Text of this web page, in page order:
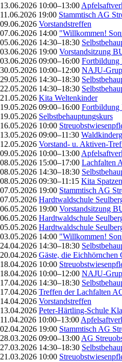
13.06.2026 10:00–13:00
11.06.2026 19:00 Stammtisch AG
09.06.2026 Vorstandstreffen
07.06.2026 14:00 "Willkommen!
05.06.2026 14:30–18:30
03.06.2026 19:00 Vorstandsitzung
03.06.2026 09:00–16:00 Fortbildung
30.05.2026 10:00–12:00 NAJU-
29.05.2026 14:30–18:30
22.05.2026 14:30–18:30
21.05.2026 Kita Weltenkinder
19.05.2026 09:00–16:00 Fortbildung
19.05.2026 Selbstbehauptungskurs
16.05.2026 10:00
13.05.2026 09:00–11:30
12.05.2026 Vorstand- u. Aktiven-
09.05.2026 10:00–13:00
08.05.2026 15:00–17:00 Lachfalten
08.05.2026 14:30–18:30
08.05.2026 09:30–11:15 Kita
07.05.2026 19:00 Stammtisch AG
07.05.2026 Hardtwaldschule
06.05.2026 19:00 Vorstandsitzung
06.05.2026 Hardtwaldschule
05.05.2026 Hardtwaldschule
03.05.2026 14:00 "Willkommen!
24.04.2026 14:30–18:30
20.04.2026 Gäste, die Eichhörnchen
18.04.2026 10:00
18.04.2026 10:00–12:00 NAJU-
17.04.2026 14:30–18:30
17.04.2026 Treffen der Lachfalten
14.04.2026 Vorstandstreffen
13.04.2026 Peter-Härtling-Schule
11.04.2026 10:00–13:00
02.04.2026 19:00 Stammtisch AG
28.03.2026 09:00–13:00 AG
27.03.2026 14:30–18:30
21.03.2026 10:00